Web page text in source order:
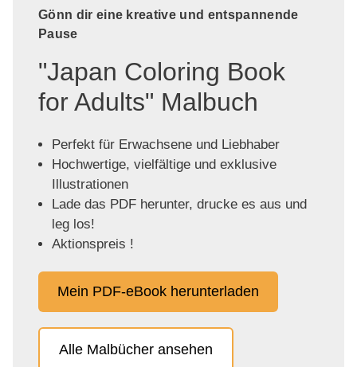
Gönn dir eine kreative und entspannende
Pause
"Japan Coloring Book
for Adults" Malbuch
Perfekt für Erwachsene und Liebhaber
Hochwertige, vielfältige und exklusive
Illustrationen
Lade das PDF herunter, drucke es aus und
leg los!
Aktionspreis !
Mein PDF-eBook herunterladen
Alle Malbücher ansehen